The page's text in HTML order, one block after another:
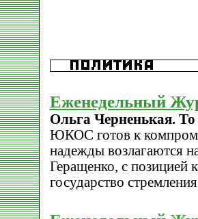
Еженедельный
Ольга Черненькая. То
ЮКОС готов к
надежды возлагаются
Геращенко, с позицией
государство